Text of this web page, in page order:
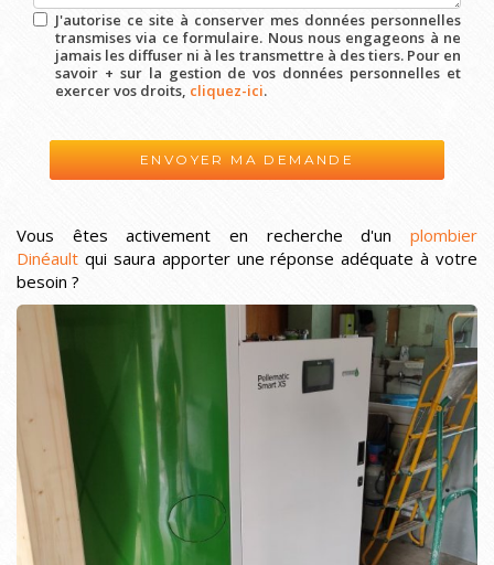
J'autorise ce site à conserver mes données personnelles
transmises via ce formulaire. Nous nous engageons à ne
jamais les diffuser ni à les transmettre à des tiers. Pour en
savoir + sur la gestion de vos données personnelles et
exercer vos droits, cliquez-ici.
ENVOYER MA DEMANDE
Vous êtes activement en recherche d'un plombier
Dinéault qui saura apporter une réponse adéquate à votre
besoin ?